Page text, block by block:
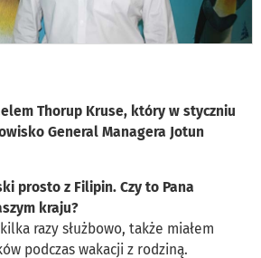
Thorup Kruse, który w styczniu
General Managera Jotun
prosto z Filipin. Czy to Pana
kraju?
razy służbowo, także miałem
podczas wakacji z rodziną.